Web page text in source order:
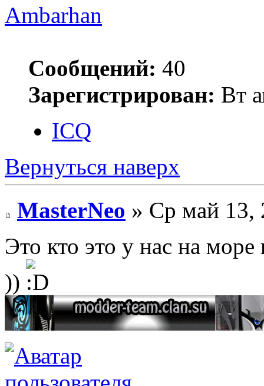
Ambarhan
Сообщений: 40
Зарегистрирован: Вт
ICQ
Вернуться наверх
MasterNeo » Ср май 13,
Это кто это у нас на море
))